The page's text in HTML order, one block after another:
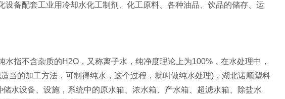
备配套工业用冷却水化工制剂、化工原料、各种油品、饮品的储存、运
指不含杂质的H2O，又称离子水，纯净度理论上为100%，在水处理中，
当的加工方法，可制得纯水，这个过程，就叫做纯水处理)，湖北诺顺塑料
水设备、设施，系统中的原水箱、浓水箱、产水箱、超滤水箱、除盐水